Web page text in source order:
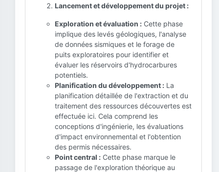
Lancement et développement du projet :
Exploration et évaluation : Cette phase
implique des levés géologiques, l'analyse
de données sismiques et le forage de
puits exploratoires pour identifier et
évaluer les réservoirs d'hydrocarbures
potentiels.
Planification du développement : La
planification détaillée de l'extraction et du
traitement des ressources découvertes est
effectuée ici. Cela comprend les
conceptions d'ingénierie, les évaluations
d'impact environnemental et l'obtention
des permis nécessaires.
Point central : Cette phase marque le
passage de l'exploration théorique au